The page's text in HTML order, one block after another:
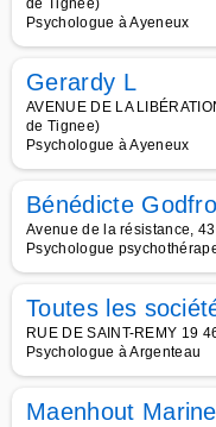
de Tignee)
Psychologue à Ayeneux
Gerardy L
AVENUE DE LA
de Tignee)
Psychologue à Ayeneux
Bénédicte
Avenue de la résistance,
Psychologue
Toutes les
RUE DE SAINT-REMY 19
Psychologue à Argenteau
Maenhout Marine